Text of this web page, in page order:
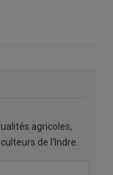
agricoles,
de l'Indre.